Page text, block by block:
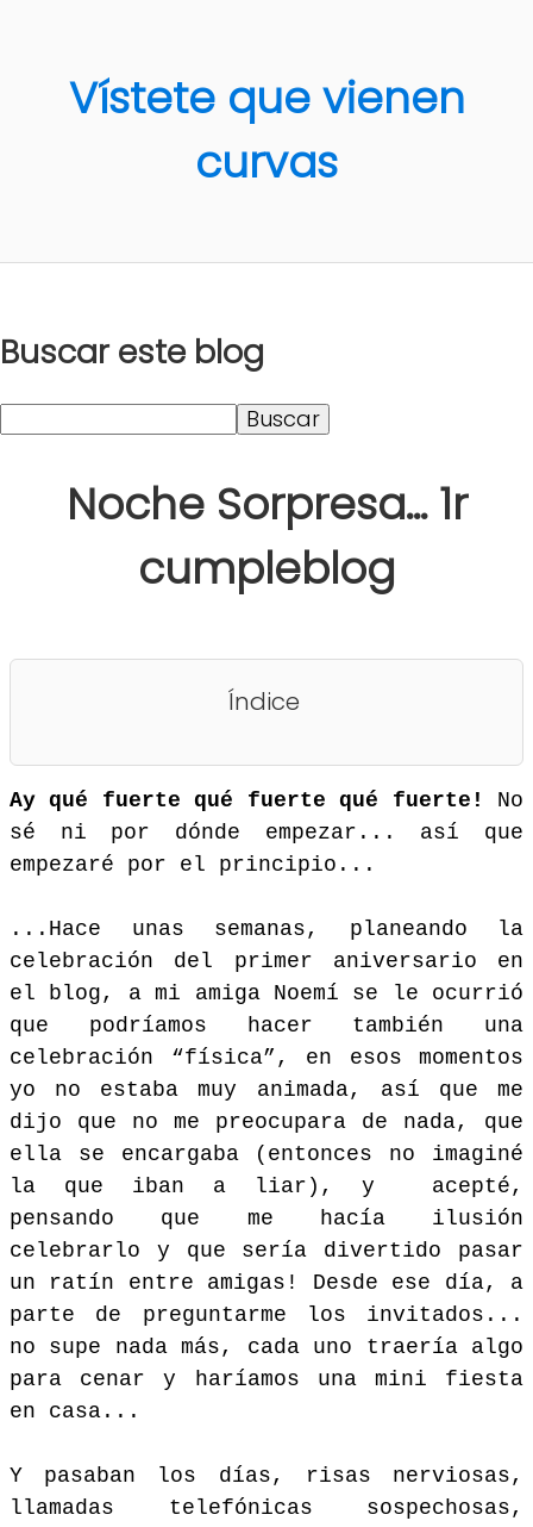
Vístete que vienen
curvas
Buscar este blog
Noche Sorpresa... 1r
cumpleblog
Índice
Ay qué fuerte qué fuerte qué fuerte! No
sé ni por dónde empezar... así que
empezaré por el principio...
...Hace unas semanas, planeando la
celebración del primer aniversario en
el blog, a mi amiga Noemí se le ocurrió
que podríamos hacer también una
celebración “física”, en esos momentos
yo no estaba muy animada, así que me
dijo que no me preocupara de nada, que
ella se encargaba (entonces no imaginé
la que iban a liar), y acepté,
pensando que me hacía ilusión
celebrarlo y que sería divertido pasar
un ratín entre amigas! Desde ese día, a
parte de preguntarme los invitados...
no supe nada más, cada uno traería algo
para cenar y haríamos una mini fiesta
en casa...
Y pasaban los días, risas nerviosas,
llamadas telefónicas sospechosas,